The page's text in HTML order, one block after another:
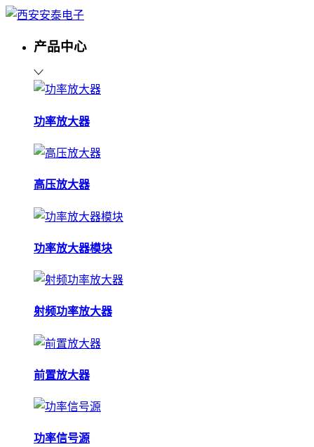
产品中心
功率放大器
高压放大器
功率放大器模块
射频功率放大器
前置放大器
功率信号源